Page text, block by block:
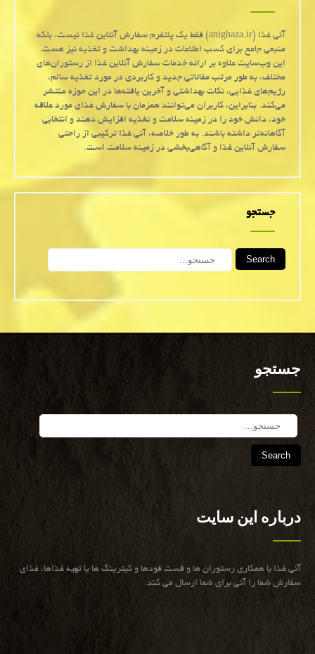
آنی غذا (anighaza.ir) فقط یک پلتفرم سفارش آنلاین غذا نیست، بلکه
منبعی جامع برای کسب اطلاعات در زمینه بهداشت و تغذیه نیز هست.
این وب‌سایت علاوه بر ارائه خدمات سفارش آنلاین غذا از رستوران‌های
مختلف، به طور مرتب مقالاتی جدید و کاربردی در مورد تغذیه سالم،
رژیم‌های غذایی، نکات بهداشتی و آخرین یافته‌ها در این حوزه منتشر
می‌کند. بنابراین، کاربران می‌توانند همزمان با سفارش غذای مورد علاقه
خود، دانش خود را در زمینه سلامت و تغذیه افزایش دهند و انتخابی
آگاهانه‌تر داشته باشند. به طور خلاصه، آنی غذا ترکیبی از راحتی
سفارش آنلاین غذا و آگاهی‌بخشی در زمینه سلامت است.
جستجو
Search
جستجو
درباره این سایت
آنی غذا با همكاری رستوران ها و فست فودها و كیترینگ ها یا تهیه غذاها، غذای
سفارش شما را آنی برای شما ارسال می كند.